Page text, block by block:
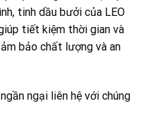
tinh dầu bưởi của LEO
tiết kiệm thời gian và
bảo chất lượng và an
ngại liên hệ với chúng